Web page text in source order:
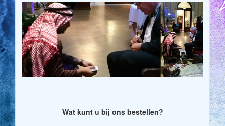
Wat kunt u bij ons bestellen?